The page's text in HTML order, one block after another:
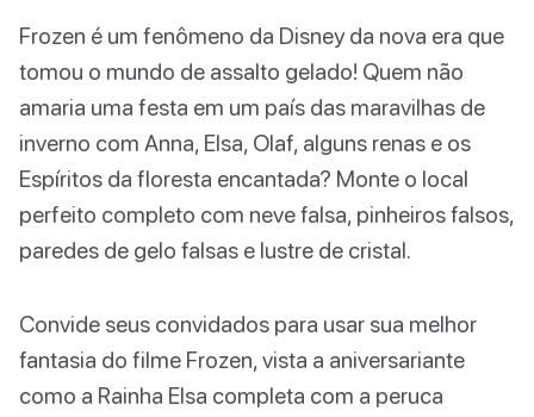
Frozen é um fenômeno da Disney da nova era que
tomou o mundo de assalto gelado! Quem não
amaria uma festa em um país das maravilhas de
inverno com Anna, Elsa, Olaf, alguns renas e os
Espíritos da floresta encantada? Monte o local
perfeito completo com neve falsa, pinheiros falsos,
paredes de gelo falsas e lustre de cristal.
Convide seus convidados para usar sua melhor
fantasia do filme Frozen, vista a aniversariante
como a Rainha Elsa completa com a peruca